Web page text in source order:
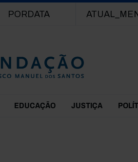
PORDATA
EDUCAÇÃO JUSTIÇA